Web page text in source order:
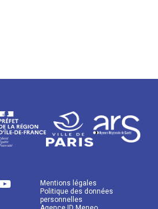
Mentions légales
Politique des données
personnelles